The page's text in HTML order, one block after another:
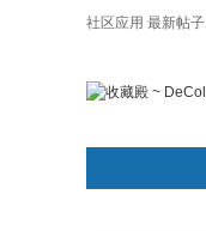
社区应用 最新帖子